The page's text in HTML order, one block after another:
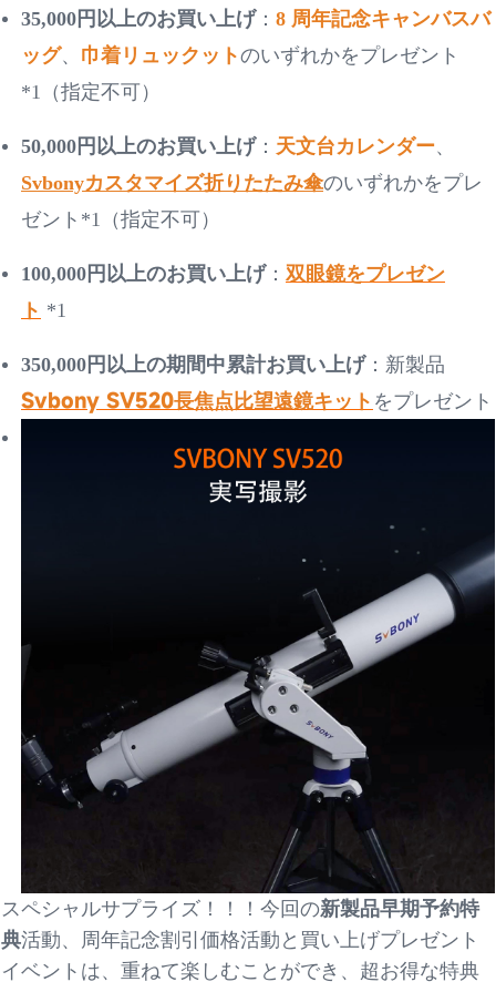
35,000円以上のお買い上げ： 8 周年記念キャンバスバ
ッグ、 巾着リュックットのいずれかをプレゼント
*1（指定不可）
50,000円以上のお買い上げ： 天文台カレンダー、
Svbonyカスタマイズ折りたたみ傘のいずれかをプレ
ゼント *1（指定不可）
100,000円以上のお買い上げ： 双眼鏡をプレゼン
ト *1
350,000円以上の期間中累計お買い上げ：新製品
Svbony SV520長焦点比望遠鏡キット をプレゼント
スペシャルサプライズ！！！今回の新製品早期予約特
典活動、周年記念割引価格活動と買い上げプレゼント
イベントは、重ねて楽しむことができ、超お得な特典